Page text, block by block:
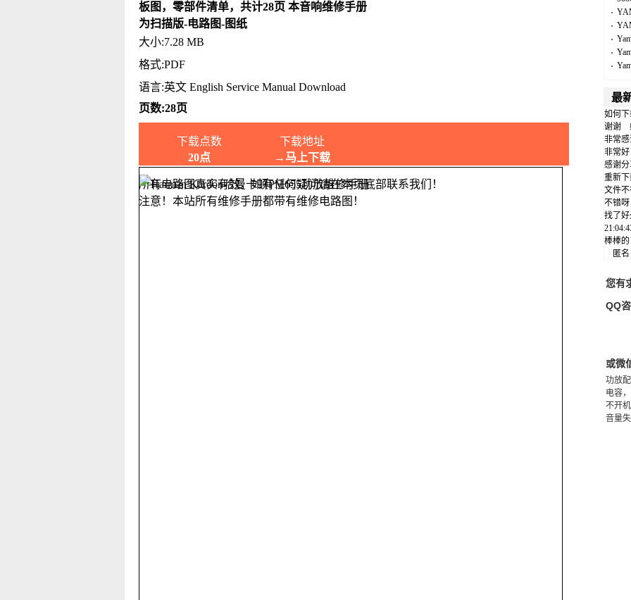
板图，零部件清单，共计28页 本音响维修手册
为扫描版-电路图-图纸
大小:7.28 MB
格式:PDF
语言:英文 English Service Manual Download
页数:28页
下载点数
下载地址
20点
→马上下载
所有电路图真实有效，如有任何疑问请在本页底部联系我们！
注意！本站所有维修手册都带有维修电路图！
最
如何
谢谢
非常
非常好
感谢
重新
文件
不错呀
找了
棒棒的
匿名
您有
QQ
或微
功放
电容
不开
音量